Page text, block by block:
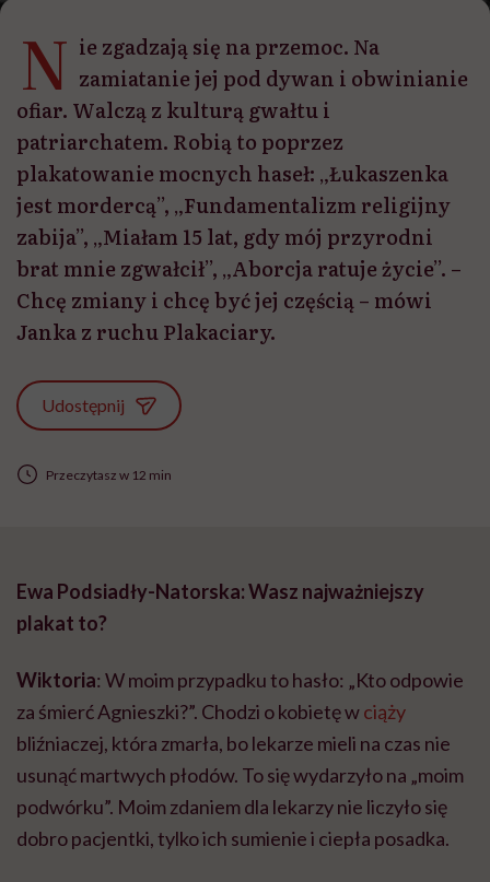
N ie zgadzają się na przemoc. Na
zamiatanie jej pod dywan i obwinianie
ofiar. Walczą z kulturą gwałtu i
patriarchatem. Robią to poprzez
plakatowanie mocnych haseł: „Łukaszenka
jest mordercą”, „Fundamentalizm religijny
zabija”, „Miałam 15 lat, gdy mój przyrodni
brat mnie zgwałcił”, „Aborcja ratuje życie”. –
Chcę zmiany i chcę być jej częścią – mówi
Janka z ruchu Plakaciary.
Udostępnij
Przeczytasz w 12 min
Ewa Podsiadły-Natorska: Wasz najważniejszy
plakat to?
Wiktoria: W moim przypadku to hasło: „Kto odpowie
za śmierć Agnieszki?”. Chodzi o kobietę wciąży
bliźniaczej, która zmarła, bo lekarze mieli na czas nie
usunąć martwych płodów. To się wydarzyło na „moim
podwórku”. Moim zdaniem dla lekarzy nie liczyło się
dobro pacjentki, tylko ich sumienie i ciepła posadka.